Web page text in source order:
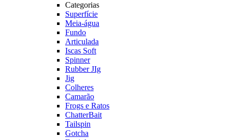
Categorias
Superfície
Meia-água
Fundo
Articulada
Iscas Soft
Spinner
Rubber JIg
Jig
Colheres
Camarão
Frogs e Ratos
ChatterBait
Tailspin
Gotcha